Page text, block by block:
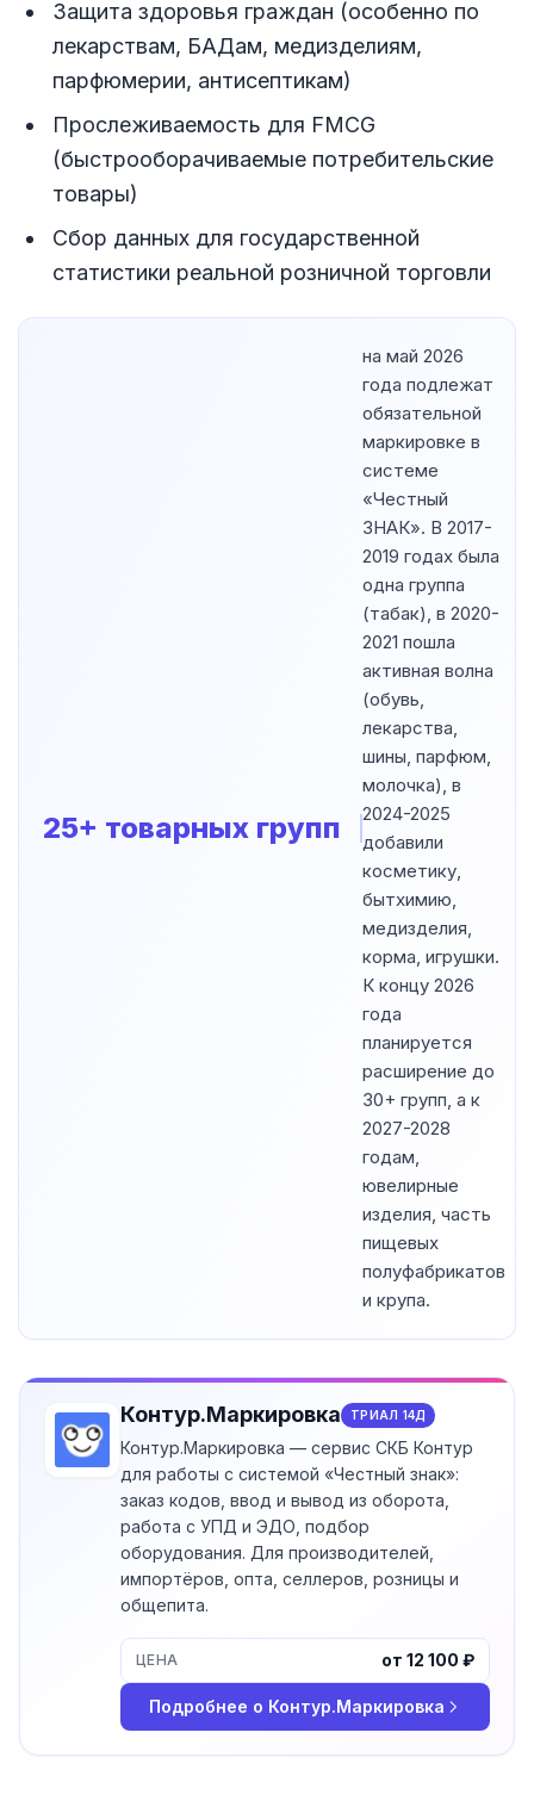
Защита здоровья граждан (особенно по
лекарствам, БАДам, медизделиям,
парфюмерии, антисептикам)
Прослеживаемость для FMCG
(быстрооборачиваемые потребительские
товары)
Сбор данных для государственной
статистики реальной розничной торговли
25+ товарных групп
на май 2026
года подлежат
обязательной
маркировке в
системе
«Честный
ЗНАК». В 2017-
2019 годах была
одна группа
(табак), в 2020-
2021 пошла
активная волна
(обувь,
лекарства,
шины, парфюм,
молочка), в
2024-2025
добавили
косметику,
бытхимию,
медизделия,
корма, игрушки.
К концу 2026
года
планируется
расширение до
30+ групп, а к
2027-2028
годам,
ювелирные
изделия, часть
пищевых
полуфабрикатов
и крупа.
Контур.Маркировка ТРИАЛ 14Д
Контур.Маркировка — сервис СКБ Контур
для работы с системой «Честный знак»:
заказ кодов, ввод и вывод из оборота,
работа с УПД и ЭДО, подбор
оборудования. Для производителей,
импортёров, опта, селлеров, розницы и
общепита.
Подробнее о Контур.Маркировка
ЦЕНА от 12 100 ₽